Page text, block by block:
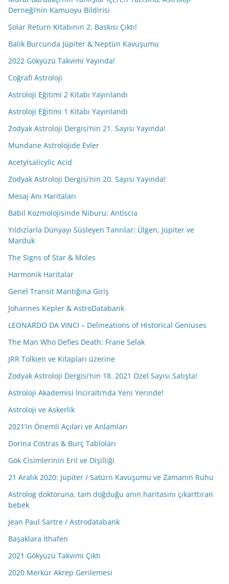
Derneği’nin Kamuoyu Bildirisi
Solar Return Kitabının 2. Baskısı Çıktı!
Balık Burcunda Jüpiter & Neptün Kavuşumu
2022 Gökyüzü Takvimi Yayında!
Coğrafi Astroloji
Astroloji Eğitimi 2 Kitabı Yayınlandı
Astroloji Eğitimi 1 Kitabı Yayınlandı
Zodyak Astroloji Dergisi’nin 21. Sayısı Yayında!
Mundane Astrolojide Evler
Acetylsalicylic Acid
Zodyak Astroloji Dergisi’nin 20. Sayısı Yayında!
Mesaj Anı Haritaları
Babil Kozmolojisinde Niburu; Antiscia
Yıldızlarla Dünyayı Süsleyen Tanrılar: Ülgen, Jüpiter ve
Marduk
The Signs of Star & Moles
Harmonik Haritalar
Genel Transit Mantığına Giriş
Johannes Kepler & AstroDatabank
LEONARDO DA VINCI – Delineations of Historical Geniuses
The Man Who Defies Death: Frane Selak
JRR Tolkien ve Kitapları üzerine
Zodyak Astroloji Dergisi’nin 18. 2021 Özel Sayısı Satışta!
Astroloji Akademisi İnciraltı’nda Yeni Yerinde!
Astroloji ve Askerlik
2021’in Önemli Açıları ve Anlamları
Dorina Costras & Burç Tabloları
Gök Cisimlerinin Eril ve Dişilliği
21 Aralık 2020: Jüpiter / Satürn Kavuşumu ve Zamanın Ruhu
Astrolog doktoruna, tam doğduğu anın haritasını çıkarttıran
bebek
Jean Paul Sartre / Astrodatabank
Başaklara İthafen
2021 Gökyüzü Takvimi Çıktı
2020 Merkür Akrep Gerilemesi